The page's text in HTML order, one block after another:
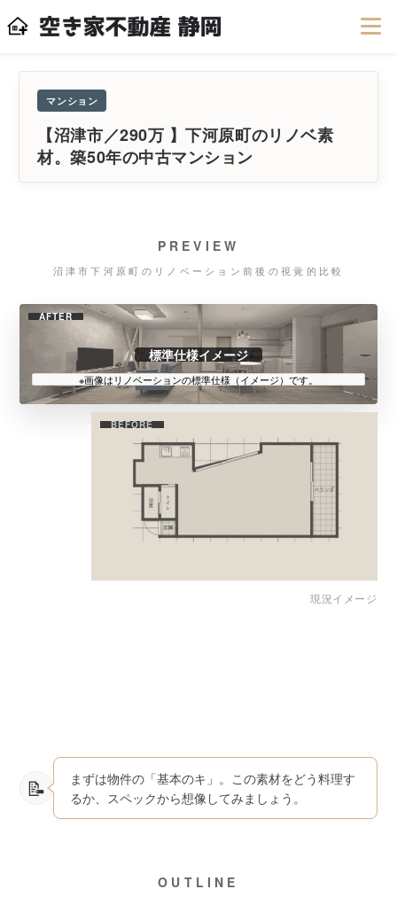
マンション
【沼津市／290万 】下河原町のリノベ素
材。築50年の中古マンション
PREVIEW
沼津市下河原町のリノベーション前後の視覚的比較
AFTER
BEFORE
現況イメージ
まずは物件の「基本のキ」。この素材をどう料理す
るか、スペックから想像してみましょう。
OUTLINE